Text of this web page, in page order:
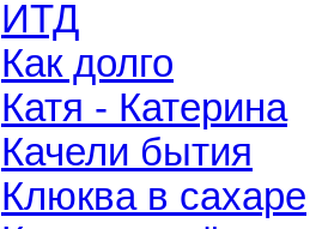
ИТД
Как долго
Катя - Катерина
Качели бытия
Клюква в сахаре